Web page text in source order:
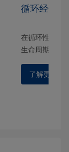
循环经济
在循环性方面
生命周期结束
了解更多有